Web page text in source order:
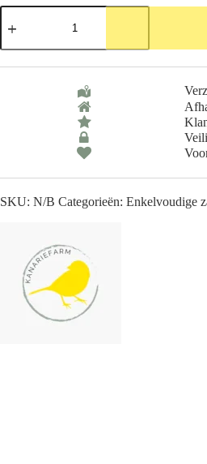
Graszaad
Fijn-
-
1
SKU: N/B Categorieën: Enkelvoudige